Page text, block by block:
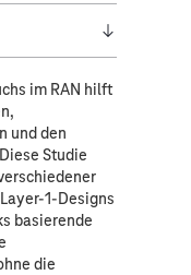
im RAN hilft
und den
Studie
1-Designs
basierende
die